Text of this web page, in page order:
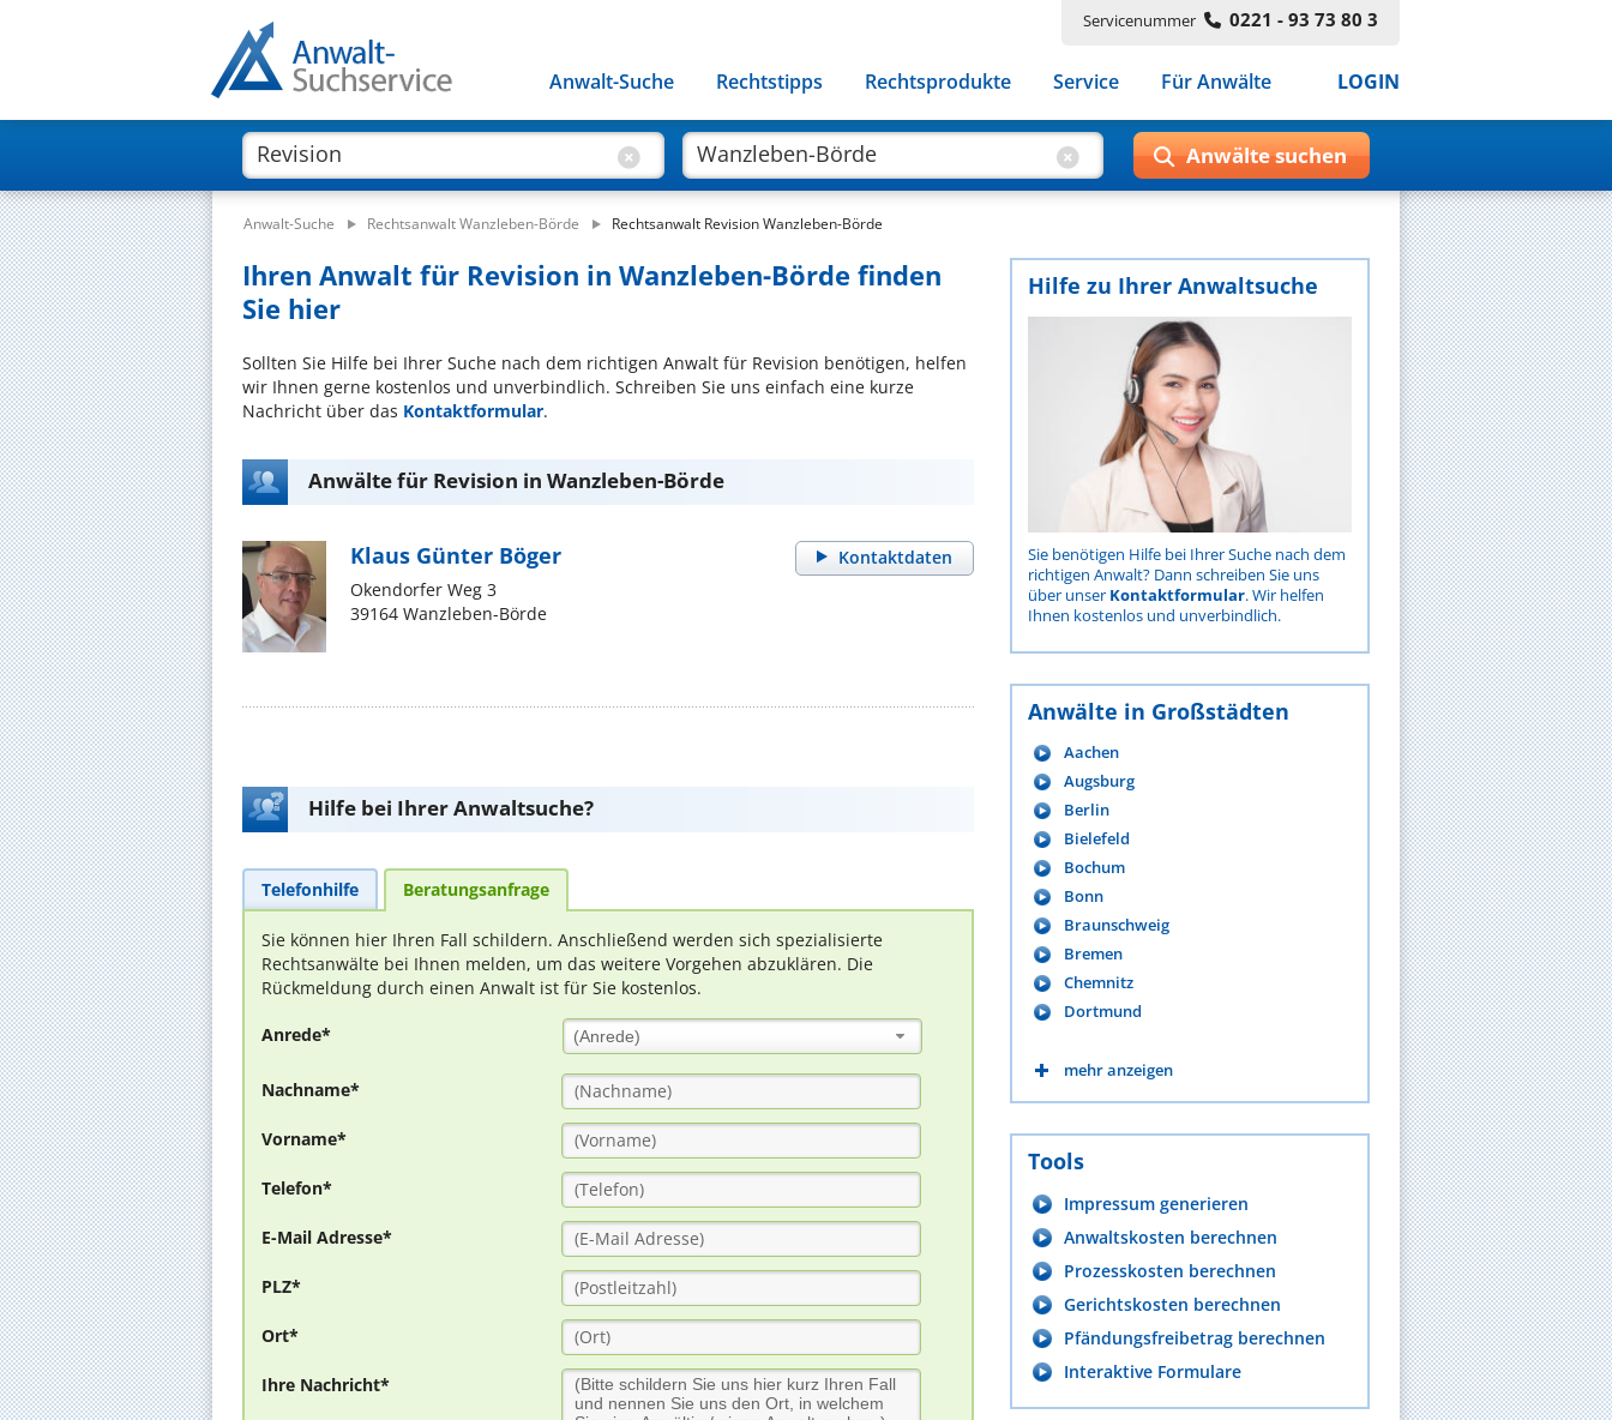
Servicenummer 0221 - 93 73 80 3
Anwalt-Suche Rechtstipps Rechtsprodukte Service Für Anwälte LOGIN
Anwalt-Suche Rechtsanwalt Wanzleben-Börde Rechtsanwalt Revision Wanzleben-Börde
Ihren Anwalt für Revision in Wanzleben-Börde finden
Sie hier
Sollten Sie Hilfe bei Ihrer Suche nach dem richtigen Anwalt für Revision benötigen, helfen
wir Ihnen gerne kostenlos und unverbindlich. Schreiben Sie uns einfach eine kurze
Nachricht über das Kontaktformular.
Anwälte für Revision in Wanzleben-Börde
Kontaktdaten
Klaus Günter Böger
Okendorfer Weg 3
39164 Wanzleben-Börde
Hilfe bei Ihrer Anwaltsuche?
Telefonhilfe Beratungsanfrage
Sie können hier Ihren Fall schildern. Anschließend werden sich spezialisierte
Rechtsanwälte bei Ihnen melden, um das weitere Vorgehen abzuklären. Die
Rückmeldung durch einen Anwalt ist für Sie kostenlos.
Anrede* (Anrede)
Nachname*
Vorname*
Telefon*
E-Mail Adresse*
PLZ*
Ort*
Ihre Nachricht*
Hilfe zu Ihrer Anwaltsuche
Sie benötigen Hilfe bei Ihrer Suche nach dem
richtigen Anwalt? Dann schreiben Sie uns
über unser Kontaktformular. Wir helfen
Ihnen kostenlos und unverbindlich.
Anwälte in Großstädten
Aachen
Augsburg
Berlin
Bielefeld
Bochum
Bonn
Braunschweig
Bremen
Chemnitz
Dortmund
mehr anzeigen
Tools
Impressum generieren
Anwaltskosten berechnen
Prozesskosten berechnen
Gerichtskosten berechnen
Pfändungsfreibetrag berechnen
Interaktive Formulare